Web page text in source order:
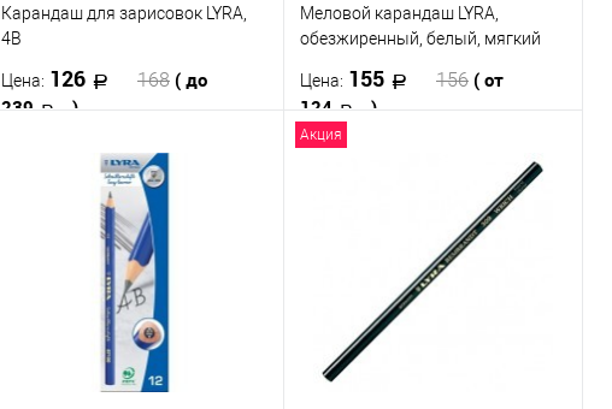
Карандаш для зарисовок LYRA,
4В
Цена: 126 168 ( до
239
)
В корзину
Купить в 1 клик
В избранное
Меловой карандаш LYRA,
обезжиренный, белый, мягкий
Цена: 155 156 ( от
124
)
К сравнению
В избранное
Твёрдость
Soft
Акция